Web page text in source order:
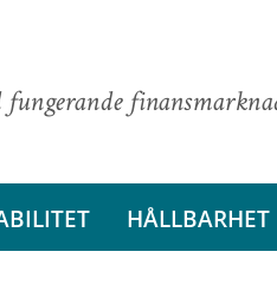
fungerande
HÅLLBARHET